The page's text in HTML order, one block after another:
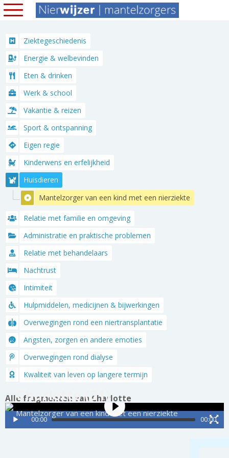
Ziektegeschiedenis
Energie & welbevinden
Eten & drinken
Werk & school
Vakantie & reizen
Sport & ontspanning
Eigen regie
Kinderwens en erfelijkheid
Huisdieren
Mantelzorger van een kind met een nierziekte
Relatie met familie en omgeving
Administratie en praktische problemen
Relatie met behandelaars
Nachtrust
Intimiteit
Hulpmiddelen, medicijnen & bijwerkingen
Overwegingen rond een niertransplantatie
Angsten, zorgen en andere emoties
Overwegingen rond dialyse
Kwaliteit van leven op langere termijn
Alle fragmenten van Charlotte
Charlotte (31)
Mantelzorger van een kind met een nierziekte
00:00 00:00